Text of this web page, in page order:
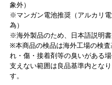
象外）
※マンガン電池推奨（アルカリ
為）
※海外製品のため、日本語説明書
※本商品の検品は海外工場の検
れ・傷・接着剤等の臭いがある
支えない範囲は良品基準内とな
す。